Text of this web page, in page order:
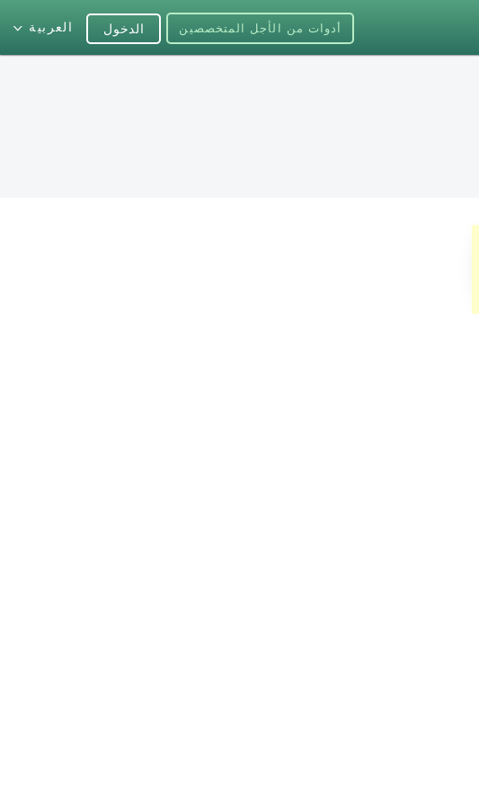
أدوات من الأجل المتخصصين العربية الدخول